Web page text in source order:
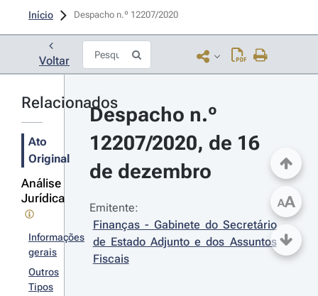
Início Despacho n.º 12207/2020
Voltar
Relacionados
Ato
Original
Análise
Jurídica
Informações
gerais
Outros
Tipos
Despacho n.º
12207/2020, de 16
de dezembro
Emitente:
Finanças - Gabinete do Secretário
de Estado Adjunto e dos Assuntos
Fiscais
AA